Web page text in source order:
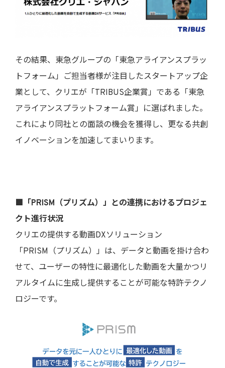
その結果、東急グループの「東急アライアンスプラッ
トフォーム」ご担当者様が注目したスタートアップ企
業として、クリエが「TRIBUS企業賞」である「東急
アライアンスプラットフォーム賞」に選ばれました。
これにより同社との面談の機会を獲得し、更なる共創
イノベーションを加速してまいります。
■「PRISM（プリズム）」との連携におけるプロジェ
クト進行状況
クリエの提供する動画DXソリューション
「PRISM（プリズム）」は、データと動画を掛け合わ
せて、ユーザーの特性に最適化した動画を大量かつリ
アルタイムに生成し提供することが可能な特許テクノ
ロジーです。